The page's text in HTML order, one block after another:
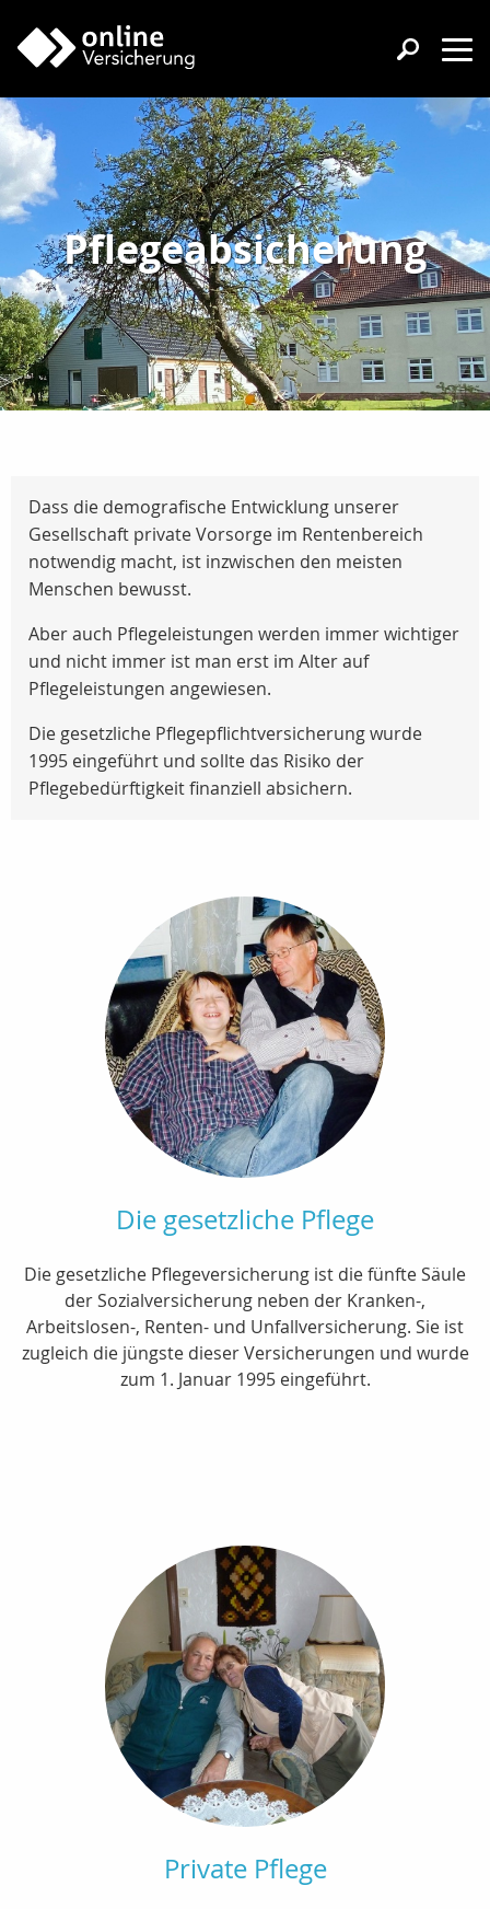
Pflegeabsicherung
Dass die demografische Entwicklung unserer
Gesellschaft private Vorsorge im Rentenbereich
notwendig macht, ist inzwischen den meisten
Menschen bewusst.
Aber auch Pflegeleistungen werden immer wichtiger
und nicht immer ist man erst im Alter auf
Pflegeleistungen angewiesen.
Die gesetzliche Pflegepflichtversicherung wurde
1995 eingeführt und sollte das Risiko der
Pflegebedürftigkeit finanziell absichern.
Die gesetzliche Pflege
Die gesetzliche Pflegeversicherung ist die fünfte Säule
der Sozialversicherung neben der Kranken-,
Arbeitslosen-, Renten- und Unfallversicherung. Sie ist
zugleich die jüngste dieser Versicherungen und wurde
zum 1. Januar 1995 eingeführt.
Private Pflege